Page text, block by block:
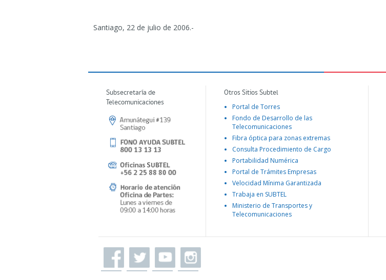
Santiago, 22 de julio de 2006.-
Subsecretaría de
Telecomunicaciones
Otros Sitios Subtel
Portal de Torres
Fondo de Desarrollo de las
Telecomunicaciones
Fibra óptica para zonas extremas
Consulta Procedimiento de Cargo
Portabilidad Numérica
Portal de Trámites Empresas
Velocidad Mínima Garantizada
Trabaja en SUBTEL
Ministerio de Transportes y
Telecomunicaciones